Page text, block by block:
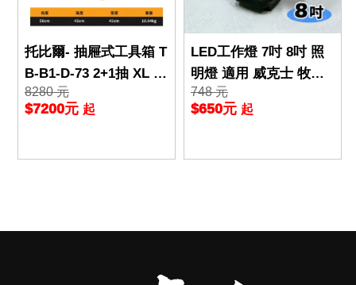
托比爾- 抽屜式工具箱 T
B-B1-D-73 2+1抽 XL T
B TOUGHBUILT 抽屜式
快
8280 元
$7200元 起
LED工作燈 7吋 8吋 照
明燈 適用 威克士 牧田
得偉 美沃奇 LED燈 鋰
電 工作燈
748 元
$650元 起